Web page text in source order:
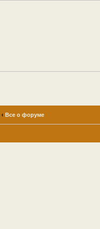
‹ Все о форуме